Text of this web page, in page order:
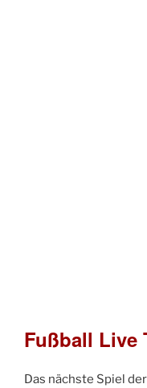
Fußball Live
Das nächste Spiel